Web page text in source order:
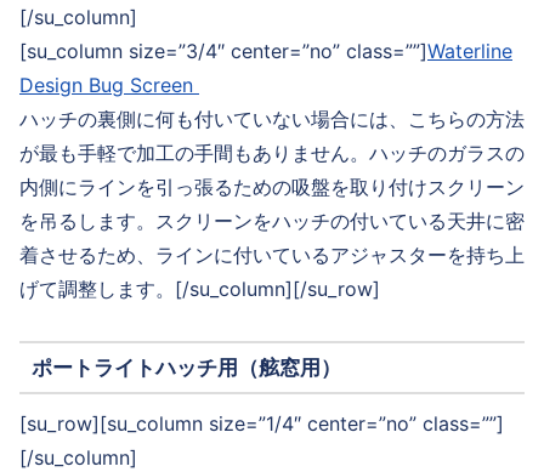
[/su_column]
[su_column size=”3/4″ center=”no” class=””]Waterline
Design Bug Screen
ハッチの裏側に何も付いていない場合には、こちらの方法
が最も手軽で加工の手間もありません。ハッチのガラスの
内側にラインを引っ張るための吸盤を取り付けスクリーン
を吊るします。スクリーンをハッチの付いている天井に密
着させるため、ラインに付いているアジャスターを持ち上
げて調整します。[/su_column][/su_row]
ポートライトハッチ用（舷窓用）
[su_row][su_column size=”1/4″ center=”no” class=””]
[/su_column]